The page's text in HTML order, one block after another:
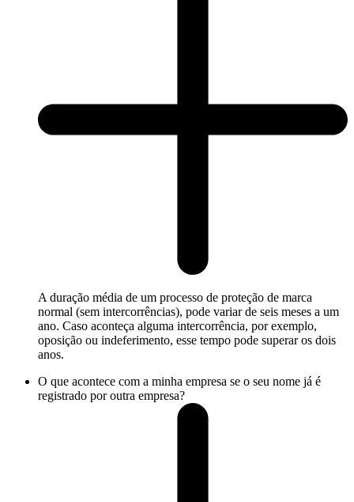
A duração média de um processo de proteção de marca
normal (sem intercorrências), pode variar de seis meses a um
ano. Caso aconteça alguma intercorrência, por exemplo,
oposição ou indeferimento, esse tempo pode superar os dois
anos.
O que acontece com a minha empresa se o seu nome já é
registrado por outra empresa?